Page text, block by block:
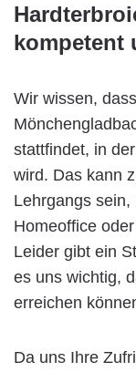
kompetent
Wir wissen,
stattfindet, in
wird. Das kann
Lehrgangs
Homeoffice
Leider gibt ein
es uns wichtig,
erreichen
Da uns Ihre